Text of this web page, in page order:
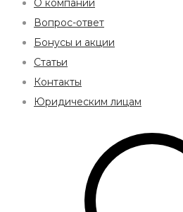
О компании
Вопрос-ответ
Бонусы и акции
Статьи
Контакты
Юридическим лицам